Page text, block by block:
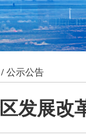
/公示公告
发展改